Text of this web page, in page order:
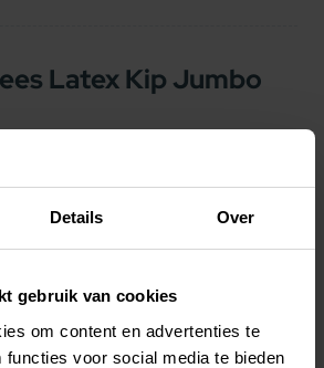
Details Over
gebruik van cookies
om content en advertenties te
functies voor social media te bieden
Latex Kip Jumbo
Elke
4 weken
Elke
6 weken